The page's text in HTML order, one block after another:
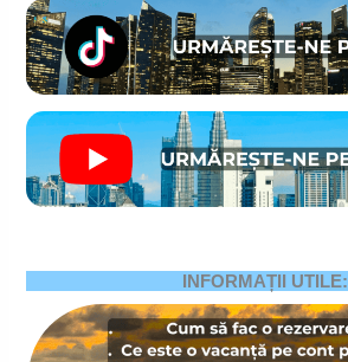
INFORMAȚII UTILE: